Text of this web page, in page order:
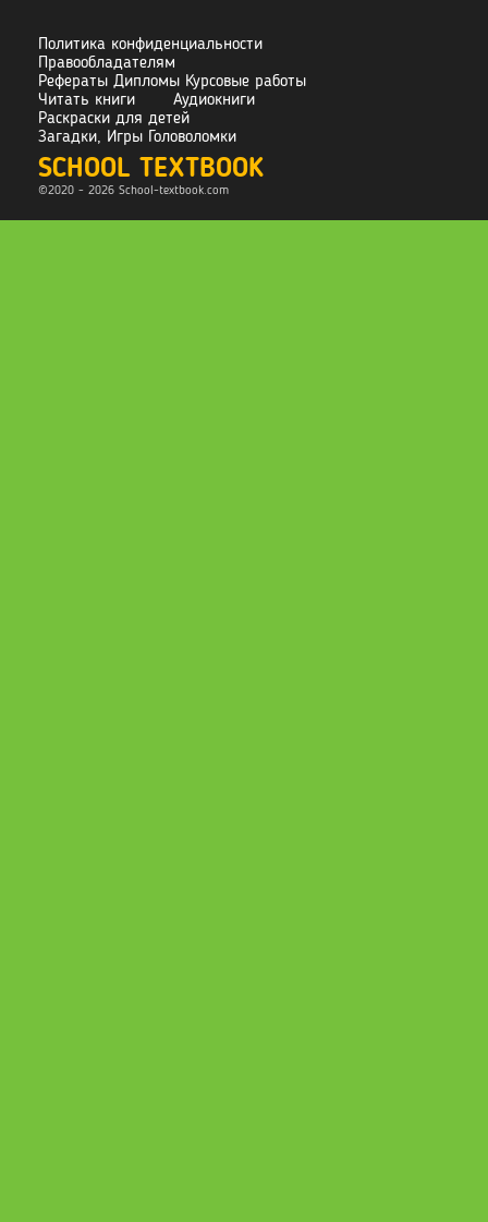
SCHOOL TEXTBOOK
©2020 - 2026 School-textbook.com
Политика конфиденциальности
Правообладателям
Рефераты Дипломы Курсовые работы
Читать книги
Аудиокниги
Раскраски для детей
Загадки, Игры Головоломки